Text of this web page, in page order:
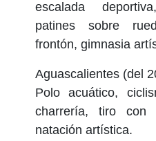
escalada
patines sobre
frontón, gimnasia
Aguascalientes (del
Polo acuático,
charrería, tiro con
natación artística.